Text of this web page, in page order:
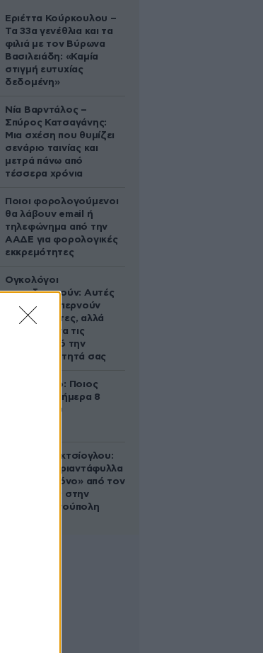
Εριέττα Κούρκουλου –
Τα 33α γενέθλια και τα
φιλιά με τον Βύρωνα
Βασιλειάδη: «Καμία
στιγμή ευτυχίας
δεδομένη»
Νία Βαρντάλος –
Σπύρος Κατσαγάνης:
Μια σχέση που θυμίζει
σενάριο ταινίας και
μετρά πάνω από
τέσσερα χρόνια
Ποιοι φορολογούμενοι
θα λάβουν email ή
τηλεφώνημα από την
ΑΑΔΕ για φορολογικές
εκκρεμότητες
Ογκολόγοι
προειδοποιούν: Αυτές
οι τροφές, περνούν
απαρατήρητες, αλλά
καλό είναι να τις
βγάλετε από την
καθημερινότητά σας
Εορτολόγιο: Ποιος
γιορτάζει σήμερα 8
Αυγούστου
Μαρία Εκμεκτσίογλου:
«17 λευκά τριαντάφυλλα
για έναν χρόνο» από τον
σύζυγό της στην
Κωνσταντινούπολη